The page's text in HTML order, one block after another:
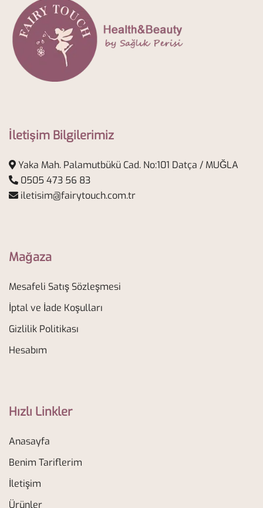
İletişim Bilgilerimiz
Yaka Mah. Palamutbükü Cad. No:101 Datça / MUĞLA
0505 473 56 83
iletisim@fairytouch.com.tr
Mağaza
Mesafeli Satış Sözleşmesi
İptal ve İade Koşulları
Gizlilik Politikası
Hesabım
Hızlı Linkler
Anasayfa
Benim Tariflerim
İletişim
Ürünler